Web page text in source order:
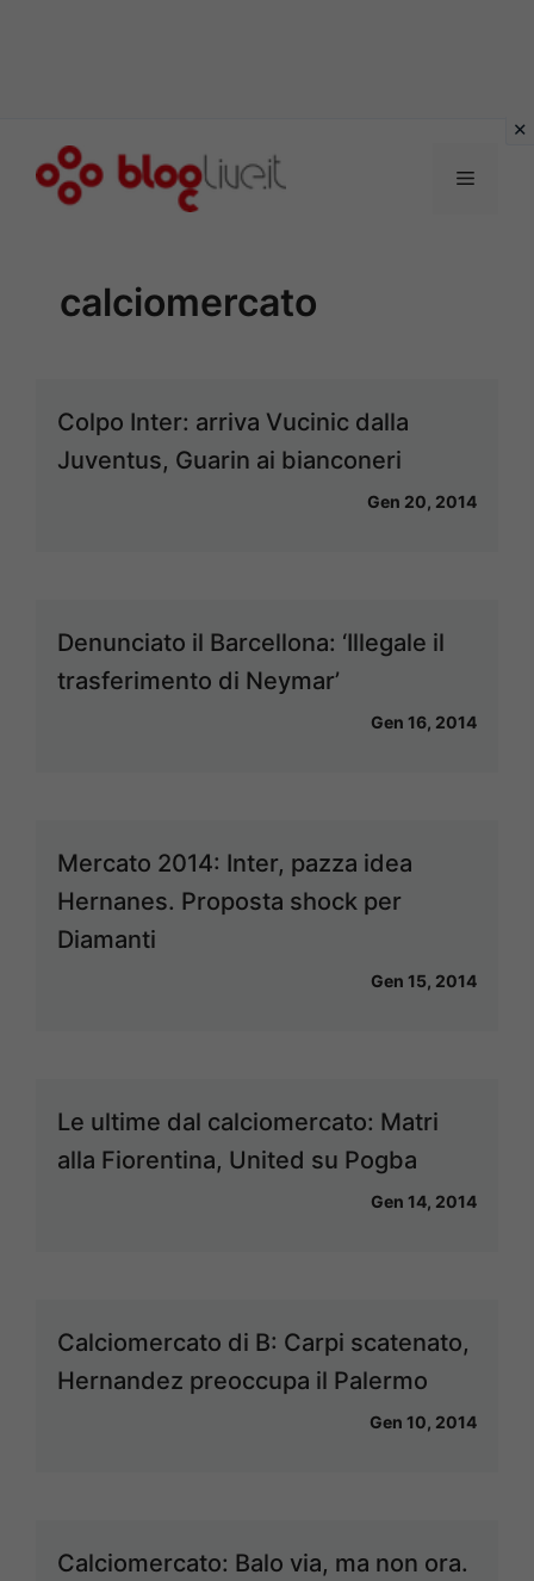
Menu
calciomercato
Colpo Inter: arriva Vucinic dalla
Juventus, Guarin ai bianconeri
Gen 20, 2014
Denunciato il Barcellona: ‘Illegale il
trasferimento di Neymar’
Gen 16, 2014
Mercato 2014: Inter, pazza idea
Hernanes. Proposta shock per
Diamanti
Gen 15, 2014
Le ultime dal calciomercato: Matri
alla Fiorentina, United su Pogba
Gen 14, 2014
Calciomercato di B: Carpi scatenato,
Hernandez preoccupa il Palermo
Gen 10, 2014
Calciomercato: Balo via, ma non ora.